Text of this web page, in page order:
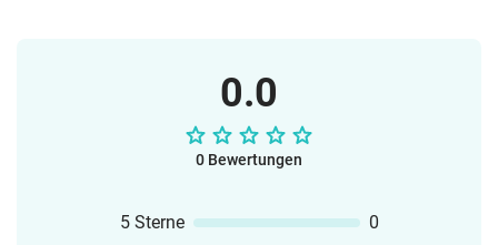
0.0
0 Bewertungen
5 Sterne
0